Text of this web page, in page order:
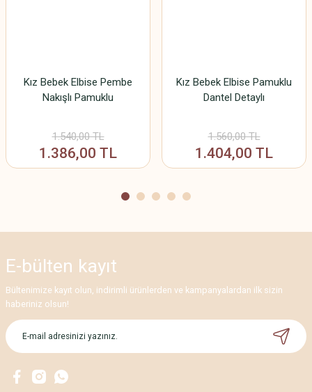
Kız Bebek Elbise Pembe
Nakışlı Pamuklu
1.540,00 TL
1.386,00 TL
Kız Bebek Elbise Pamuklu
Dantel Detaylı
1.560,00 TL
1.404,00 TL
E-bülten kayıt
Bültenimize kayıt olun, indirimli ürünlerden ve kampanyalardan ilk sizin
haberiniz olsun!